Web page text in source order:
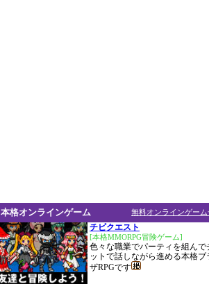
無料オンラインゲーム
本格オンラインゲーム
チビクエスト
[本格MMORPG冒険ゲーム]
色々な職業でパーティを組んで
ットで話しながら進める本格ブ
ザRPGです